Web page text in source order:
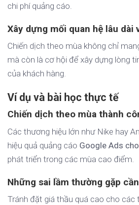
chi phí quảng cáo.
Xây dựng mối quan hệ lâu dài
Chiến dịch theo mùa không chỉ
mà còn là cơ hội để xây dựng lòng
của khách hàng.
Ví dụ và bài học thực tế
Chiến dịch theo mùa thành
Các thương hiệu lớn như Nike hay
hiệu quả quảng cáo Google Ads
phát triển trong các mùa cao điểm.
Những sai lầm thường gặp
Tránh đặt giá thầu quá cao cho các